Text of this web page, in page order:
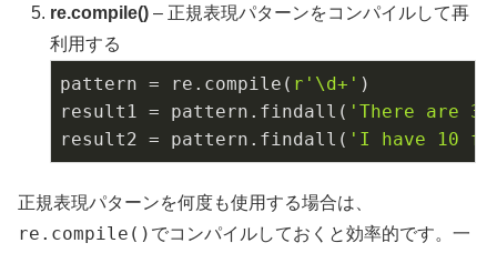
re.compile() – 正規表現パターンをコンパイルして再
利用する
pattern = re.compile( r'\d+' )
result1 = pattern.findall( 'There are 3
result2 = pattern.findall( 'I have 10
正規表現パターンを何度も使用する場合は、
re.compile() でコンパイルしておくと効率的です。一